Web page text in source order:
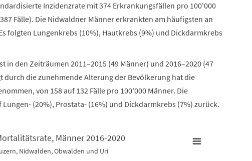
Inzidenzrate mit 374 Erkrankungsfällen pro 100'000
Fälle). Die Nidwaldner Männer erkrankten am häufigsten an
folgten Lungenkrebs (10%), Hautkrebs (9%) und Dickdarmkrebs
den Zeiträumen 2011–2015 (49 Männer) und 2016–2020 (47
durch die zunehmende Alterung der Bevölkerung hat die
von 158 auf 132 Fälle pro 100'000 Männer. Die
(20%), Prostata- (16%) und Dickdarmkrebs (7%) zurück.
Männer 2016-2020
Nidwalden, Obwalden und Uri